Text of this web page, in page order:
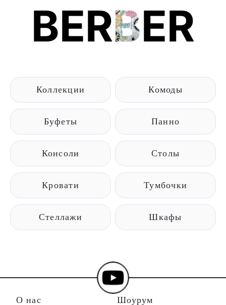
BERBER
Коллекции Комоды
Буфеты Панно
Консоли Столы
Кровати Тумбочки
Стеллажи Шкафы
О нас Шоурум